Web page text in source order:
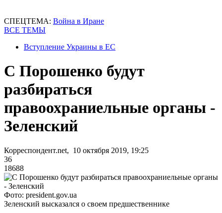
СПЕЦТЕМА: Война в Иране
ВСЕ ТЕМЫ
Вступление Украины в ЕС
С Порошенко будут
разбираться
правоохраниельные органы -
Зеленский
Корреспондент.net, 10 октября 2019, 19:25
36
18688
Фото: president.gov.ua
Зеленский высказался о своем предшественнике